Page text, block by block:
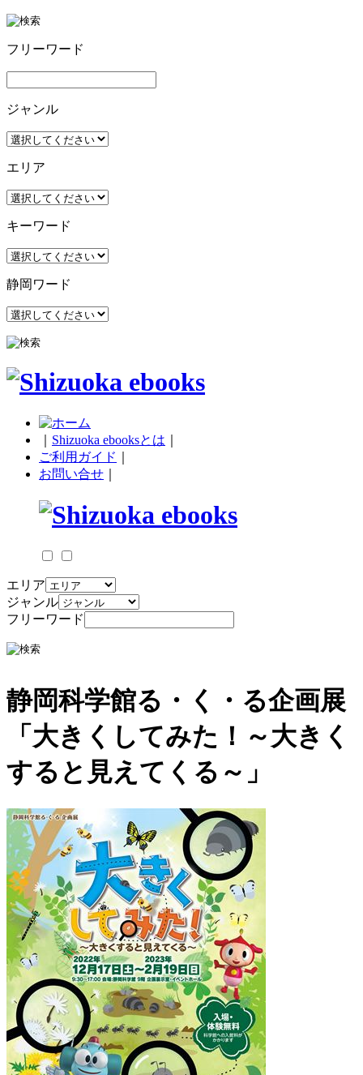
フリーワード
ジャンル
エリア
キーワード
静岡ワード
Shizuoka ebooksとは
ご利用ガイド
お問い合せ
エリア
ジャンル
フリーワード
静岡科学館る・く・る企画展
「大きくしてみた！～大きく
すると見えてくる～」